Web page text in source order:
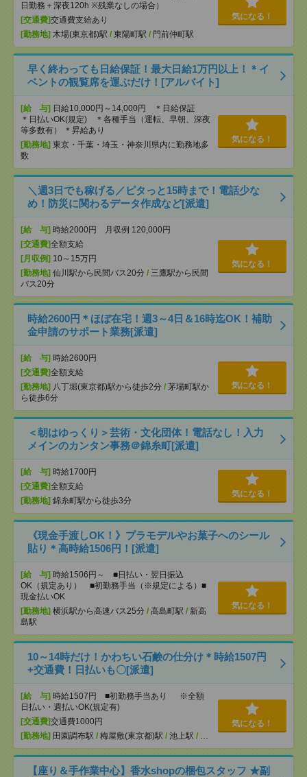
日勤務＋深夜120h ※残業なしの場合）
[交通費]交通費支給あり
[勤務地] 木場(東京都)駅 / 東陽町駅 / 門前仲町駅
気になる！
早く終わっても日給保証！最大日給1万円以上！＊イ
ベントの観覧席を運ぶだけ！[アルバイト]
[給 与] 日給10,000円～14,000円 ＊日給保証
＊日払いOK(規定) ＊各種手当（運転、早朝、深夜
等多数有） ＊昇給あり
[勤務地] 東京・千葉・埼玉・神奈川県内に勤務地多
数
気になる！
＼週3日でも稼げる／ピタっと15時まで！電話少な
め！防災に関わるデータ作成など[派遣]
[給 与] 時給2000円 月収例 120,000円
[交通費]全額支給
[月収例] 10～15万円
[勤務地] 仙川駅から民間バス20分 / 三鷹駅から民間
バス20分
気になる！
時給2600円＊ほぼ在宅！週3～4日＆16時迄OK！補助
金申請のサポート業務[派遣]
[給 与] 時給2600円
[交通費]全額支給
[勤務地] 八丁堀(東京都)駅から徒歩2分 / 茅場町駅か
ら徒歩6分
気になる！
＜朝はゆっくり＞芸術・文化団体！電話なし！入力
メインのカンタン事務＠錦糸町[派遣]
[給 与] 時給1700円
[交通費]全額支給
[勤務地] 錦糸町駅から徒歩3分
気になる！
《現金手渡しOK！》プラモデルやお菓子へのシール
貼り＊高時給1506円！[派遣]
[給 与] 時給1506円～ ■日払い・翌日振込
OK（規定あり） ■初勤務手当（※規定による）■
現金払いOK
[勤務地] 横浜駅から高速バス25分 / 高島町駅 / 新高
島駅
気になる！
10～14時だけ！かわちい石鹸の仕分け＊時給1507円
+交通費！日払いも〇[派遣]
[給 与] 時給1507円 ■初勤務手当あり ※全額
日払い・週払いOK(規定有)
[交通費]交通費1000円
[勤務地] 田園調布駅 / 梅屋敷(東京都)駅 / 池上駅 / …
気になる！
【座り＆手作業中心】香水shopの梱包スタッフ ★副